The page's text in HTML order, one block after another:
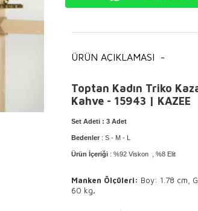
ÜRÜN AÇIKLAMASI -
Toptan Kadın Triko
Kahve - 15943 | KAZEE
Set Adeti : 3 Adet
Bedenler : S - M - L
Ürün İçeriği : %92 Viskon , %8 Elit
Manken Ölçüleri: Boy: 1.78 cm,
60 kg.